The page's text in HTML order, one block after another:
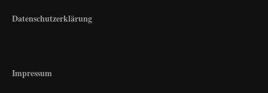
Datenschutzerklärung
Impressum